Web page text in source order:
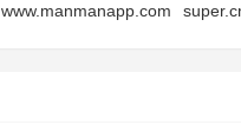
www.manmanapp.com